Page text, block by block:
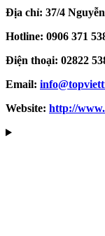
Địa chỉ: 37/4
Hotline: 0906 371
Điện thoại: 02822
Email:
Website: http://